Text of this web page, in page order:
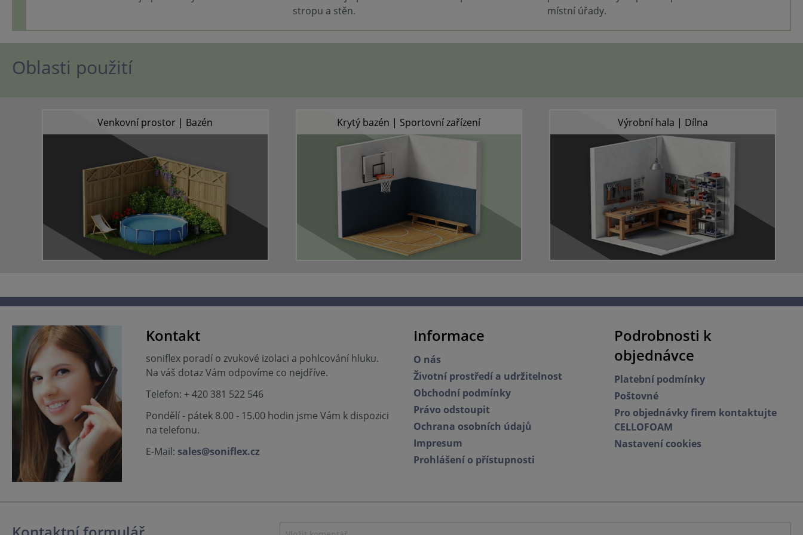
třeba dbát na to, aby byl materiál
Povrch by měl zůstat nezakrytý, aby
zvuk dopadal přímo na absorbér a mohl
čistý výsledek je proto nutné při
montáži spáry mezi deskami zakrýt krycí
lištou (např. plotovou latí nebo
tkaninou. Kryt by měl být propustný pro
vzduch a zvuk, aby nedošlo k ovlivnění
třeba navíc dbát na následující: Při
dlouhodobém slunečním záření smí být
desky montovány výhradně svisle.
Horizontální pokládka desek není z
důvodu vlastností produktu možná,
stropu a stěn.
místní úřady.
Oblasti použití
Venkovní prostor | Bazén Krytý bazén | Sportovní zařízení Výrobní hala | Dílna
Kontakt
soniflex poradí o zvukové izolaci a pohlcování hluku.
Na váš dotaz Vám odpovíme co nejdříve.
Telefon: + 420 381 522 546
Pondělí - pátek 8.00 - 15.00 hodin jsme Vám k dispozici
na telefonu.
E-Mail: sales@soniflex.cz
Informace
O nás
Životní prostředí a udržitelnost
Obchodní podmínky
Právo odstoupit
Ochrana osobních údajů
Impresum
Prohlášení o přístupnosti
Podrobnosti k
objednávce
Platební podmínky
Poštovné
Pro objednávky firem kontaktujte
CELLOFOAM
Nastavení cookies